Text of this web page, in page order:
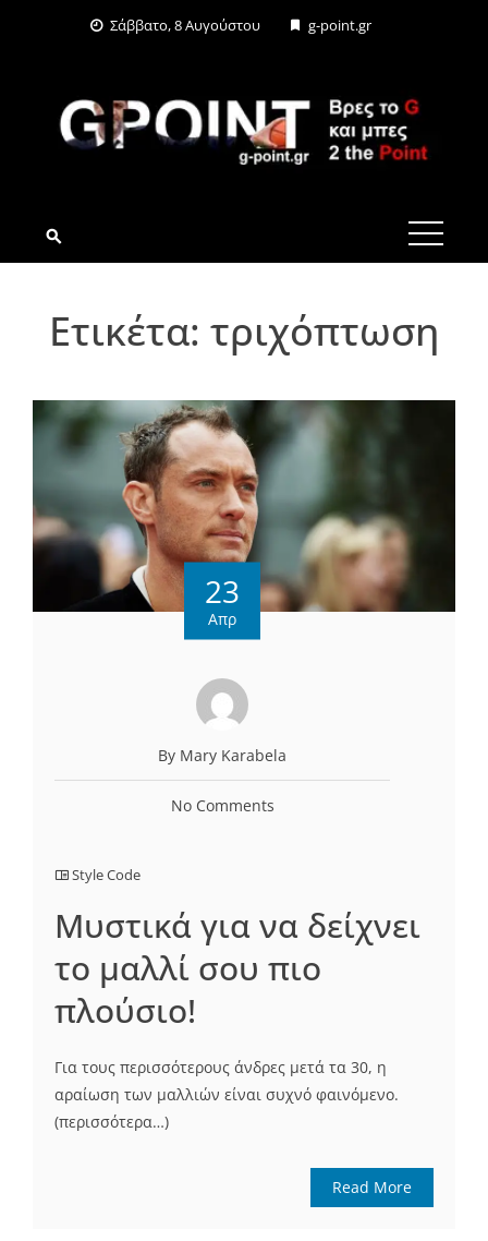
Σάββατο, 8 Αυγούστου g-point.gr
G-POINT.GR
Ετικέτα: τριχόπτωση
23
Απρ
By Mary Karabela
No Comments
Style Code
Μυστικά για να δείχνει
το μαλλί σου πιο
πλούσιο!
Για τους περισσότερους άνδρες μετά τα 30, η
αραίωση των μαλλιών είναι συχνό φαινόμενο.
(περισσότερα…)
Read More